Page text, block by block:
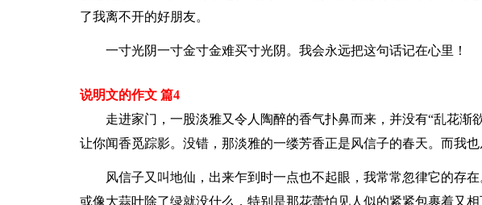
了我离不开的好朋友。
一寸光阴一寸金寸金难买寸光阴。我会永远把这句话记在心里！
说明文的作文 篇4
走进家门，一股淡雅又令人陶醉的香气扑鼻而来，并没有“乱花渐
让你闻香觅踪影。没错，那淡雅的一缕芳香正是风信子的春天。而我也
风信子又叫地仙，出来乍到时一点也不起眼，我常常忽律它的存
或像大蒜叶除了绿就没什么，特别是那花蕾怕见人似的紧紧包裹着又